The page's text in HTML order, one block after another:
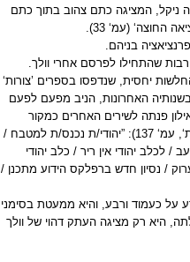
ניקל, המציגה כתם צהוב בתוך כתם
בניהם.
שהתחילו לפרסם אחרי וולך.
יחסית, שנדפסו בספרים ’צורות‘
בשנותיה האחרונות, הניב מפעם לפעם
פנתה לשירים האחרים כמקור
השפעה. זו גם השפעה ישירה על הספר, הבאה, למשל, משירה של וולך ’יהודי נכנס‘ (‘צורות‘, עמ‘ 137): ”יהודי/ת נכנס/ת למטבח /
לכלב יהודי אין ריר / כלב יהודי
/ נסיון חדש ברפלקס הידוע מתכנן /
על כעמוד ורבע, והיא ממעטת בסימני
היא רק מציגה העתק דהוי של וולך